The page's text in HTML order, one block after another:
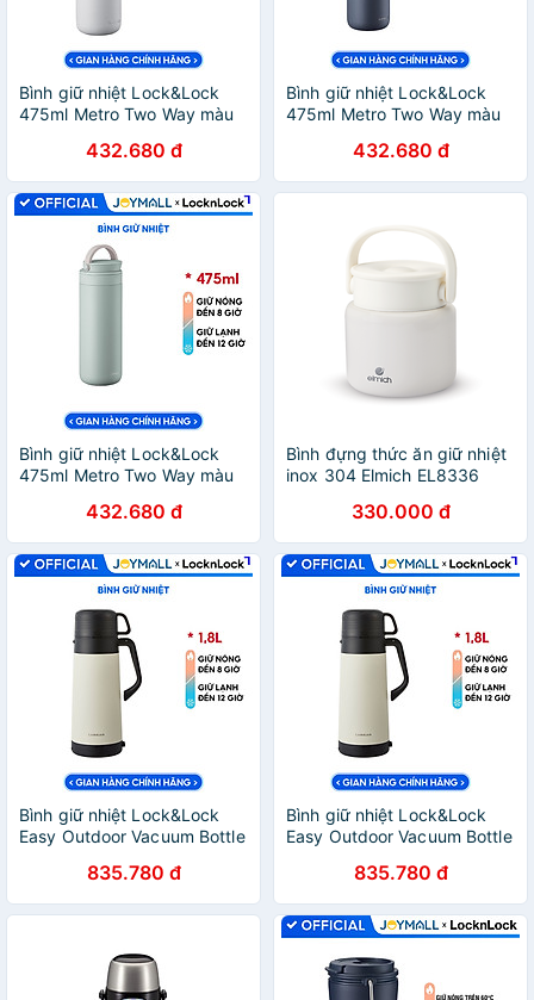
Bình giữ nhiệt Lock&Lock
475ml Metro Two Way màu
chính hãng, có quai xách, đế
silicone chống trượt -
JoyMall
432.680 đ
Bình giữ nhiệt Lock&Lock
475ml Metro Two Way màu
Hàng chính hãng, có quai
xách, đế silicone chống
trượt - JoyMall
432.680 đ
Bình giữ nhiệt Lock&Lock
475ml Metro Two Way màu
Hàng chính hãng, có quai
xách, đế silicone chống
trượt - JoyMall
432.680 đ
Bình đựng thức ăn giữ nhiệt
inox 304 Elmich EL8336
330.000 đ
Bình giữ nhiệt Lock&Lock
Easy Outdoor Vacuum Bottle
1,8L - Hàng chính hãng có
quai xách, nắp dùng làm
cốc nước - JoyMall
835.780 đ
Bình giữ nhiệt Lock&Lock
Easy Outdoor Vacuum Bottle
1,8L - Hàng chính hãng có
quai xách, nắp dùng làm
cốc nước - JoyMall
835.780 đ